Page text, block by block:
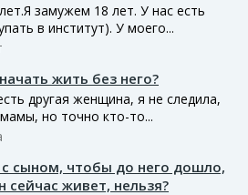
замужем 18 лет. У нас есть
в институт). У моего...
жить без него?
другая женщина, я не следила,
но точно кто-то...
с сыном, чтобы до него дошло,
сейчас живет, нельзя?